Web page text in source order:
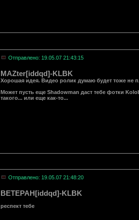
Отправлено: 19.05.07 21:43:15
MAZter[iddqd]-KLBK
Хорошая идея. Видео ролик думаю будет тоже не
Может пусть еще Shadowman даст тебе фотки
такого... или еще как-то...
Отправлено: 19.05.07 21:48:20
BETEPAH[iddqd]-KLBK
респект тебе